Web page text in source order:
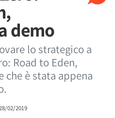
demo
lo strategico a
Road to Eden,
che è stata appena
02/2019